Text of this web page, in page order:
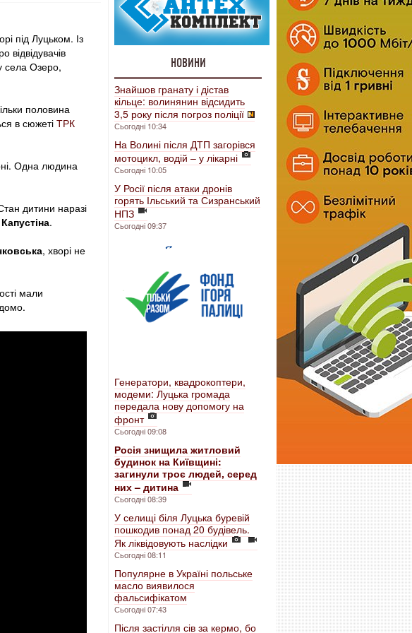
під Луцьком. Із
відвідувачів
села Озеро,
половина
в сюжеті ТРК
Одна людина
дитини наразі
.
, хворі не
мали
НОВИНИ
Знайшов гранату і дістав
кільце: волинянин відсидить
3,5 року після погроз поліції
Сьогодні 10:34
На Волині після ДТП загорівся
мотоцикл, водій – у лікарні
Сьогодні 10:05
У Росії після атаки дронів
горять Ільський та Сизранський
НПЗ
Сьогодні 09:37
Генератори, квадрокоптери,
модеми: Луцька громада
передала нову допомогу на
фронт
Сьогодні 09:08
Росія знищила житловий
будинок на Київщині:
загинули троє людей, серед
них – дитина
Сьогодні 08:39
У селищі біля Луцька буревій
пошкодив понад 20 будівель.
Як ліквідовують наслідки
Сьогодні 08:11
Популярне в Україні польське
масло виявилося
фальсифікатом
Сьогодні 07:43
Після застілля сів за кермо, бо